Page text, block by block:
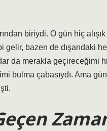
biriydi. O gün hiç
gelir, bazen de dışarıdaki
da merakla geçireceğimi
bulma çabasıydı. Ama